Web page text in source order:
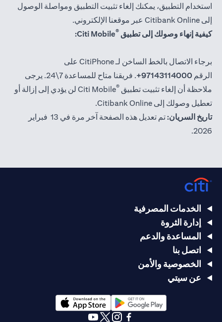
استخدام التطبيق، يمكنك إلغاء تثبيت التطبيق ومواصلة الوصول
إلى Citibank Online عبر موقعنا الإلكتروني.
كيفية إنهاء وصولك إلى تطبيق ®
Citi Mobile:
برجاء الاتصال بالخط الساخن لـ CitiPhone على
الرقم 97143114000+
. فريقنا متاح للمساعدة 7\24. يرجى
ملاحظة أن إلغاء تثبيت تطبيق ®
Citi Mobile لن يؤدي إلى إزالة أو
تعطيل وصولك إلى Citibank Online.
تاريخ السريان:
تم تعديل هذه الصفحة آخر مرة في 13 فبراير
2026.
الخدمات المصرفية
إدارة الثروة
المساعدة والدعم
اتصل بنا
الخصوصية والأمن
عن سيتي
(opens in a new tab)